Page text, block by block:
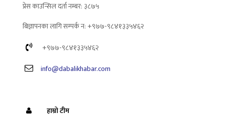
प्रेस काउन्सिल दर्ता नम्बर: ३८७५
बिज्ञापनका लागि सम्पर्क न: +९७७-९८४१३३५४६२
+९७७-९८४१३३५४६२
info@dabalikhabar.com
हाम्रो टीम